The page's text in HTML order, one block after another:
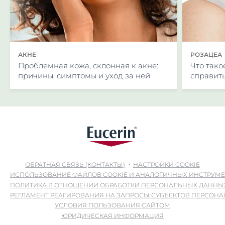
АКНЕ
Проблемная кожа, склонная к акне:
причины, симптомы и уход за ней
РОЗАЦЕА
Что
ОБРАТНАЯ СВЯЗЬ (КОНТАКТЫ)
НАСТРОЙКИ COOKIE
ИСПОЛЬЗОВАНИЕ ФАЙЛОВ COOKIE И АНАЛОГИЧНЫХ
ПОЛИТИКА В ОТНОШЕНИИ ОБРАБОТКИ ПЕРСОНАЛЬНЫХ
РЕГЛАМЕНТ РЕАГИРОВАНИЯ НА ЗАПРОСЫ СУБЪЕКТОВ
УСЛОВИЯ ПОЛЬЗОВАНИЯ САЙТОМ
ЮРИДИЧЕСКАЯ ИНФОРМАЦИЯ